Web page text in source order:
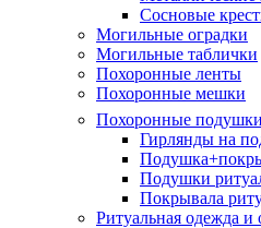
Сосновые
Могильные оградки
Могильные таблички
Похоронные ленты
Похоронные мешки
Похоронные
Гирлянды на
Подушки
Покрывала
Ритуальная одежда и